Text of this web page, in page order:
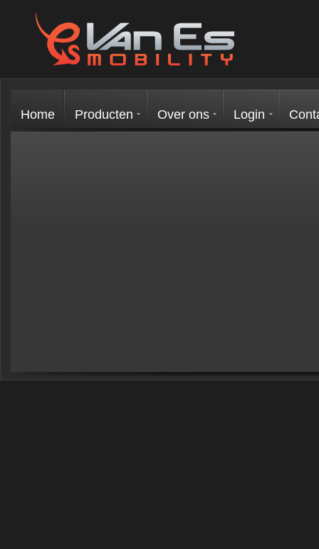
Home Producten Over ons Login